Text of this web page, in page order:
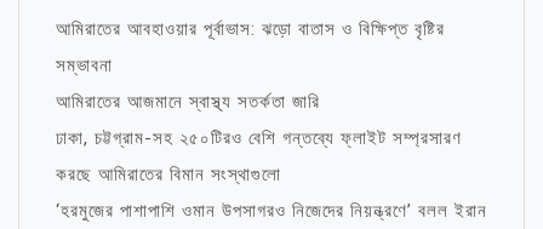
আমিরাতের আবহাওয়ার পূর্বাভাস: ঝড়ো বাতাস ও বিক্ষিপ্ত বৃষ্টির
সম্ভাবনা
আমিরাতের আজমানে স্বাস্থ্য সতর্কতা জারি
ঢাকা, চট্টগ্রাম-সহ ২৫০টিরও বেশি গন্তব্যে ফ্লাইট সম্প্রসারণ
করছে আমিরাতের বিমান সংস্থাগুলো
‘হরমুজের পাশাপাশি ওমান উপসাগরও নিজেদের নিয়ন্ত্রণে’ বলল ইরান